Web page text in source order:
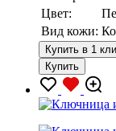
Цвет:
Вид кожи:
Купить в 1
Купить